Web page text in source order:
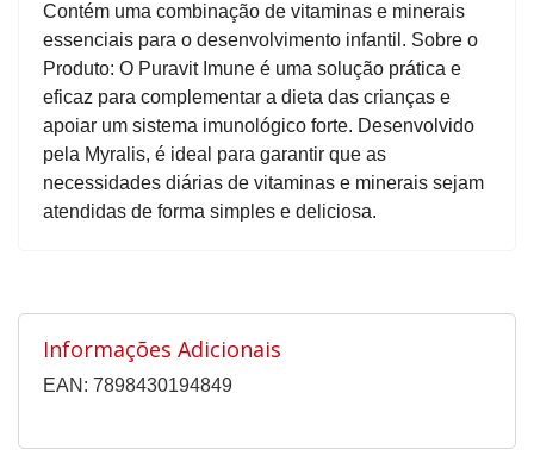
Contém uma combinação de vitaminas e minerais
essenciais para o desenvolvimento infantil. Sobre o
Produto: O Puravit Imune é uma solução prática e
eficaz para complementar a dieta das crianças e
apoiar um sistema imunológico forte. Desenvolvido
pela Myralis, é ideal para garantir que as
necessidades diárias de vitaminas e minerais sejam
atendidas de forma simples e deliciosa.
Informações Adicionais
EAN: 7898430194849